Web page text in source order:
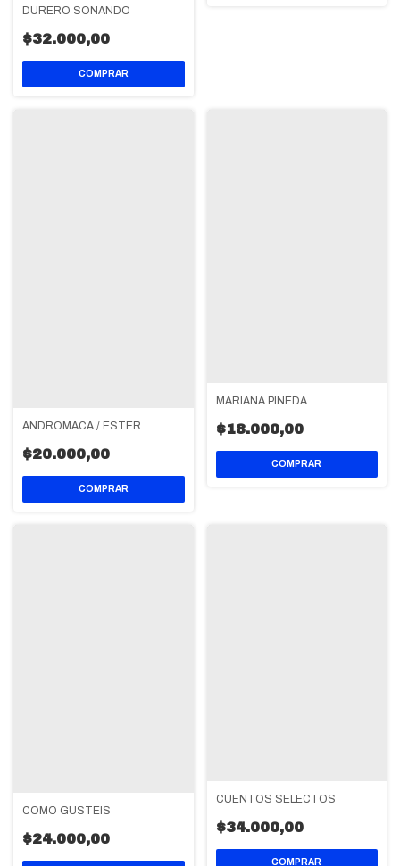
DURERO SOÑANDO
$32.000,00
ANDROMACA / ESTER
$20.000,00
MARIANA PINEDA
$18.000,00
COMO GUSTEIS
$24.000,00
CUENTOS SELECTOS
$34.000,00